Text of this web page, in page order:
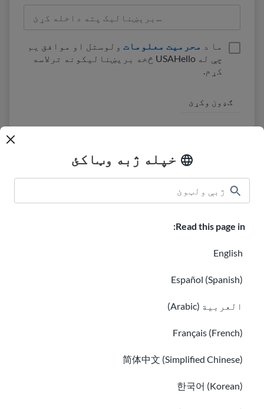
خپله ژبه وټاکئ
Read this page in:
English
Español (Spanish)
العربية (Arabic)
Français (French)
简体中文 (Simplified Chinese)
한국어 (Korean)
څنګه مرسته وکړو
ما د محرمیت معلومات ولوستل او موافق یم
چې له USAHello څخه بریښنالیکونه ترلاسه
کړم.
ged.com ته مراجعه وکړئ
تاسو هرکله کولی شئ چې دUSAHello
licenseCC BY-NC-SA 4.0
په چوکاټ کې کاپي او خپاره کړئ. د
کوو چې کله هم زموږ مواد کاروئ نو د مرجع په توګه زموږ وېب